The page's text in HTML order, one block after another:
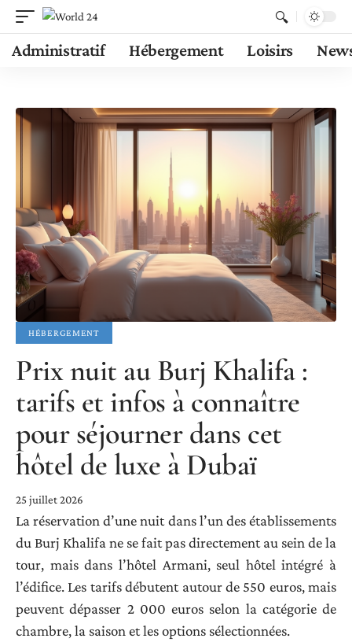
Administratif Hébergement Loisirs
HÉBERGEMENT
Prix nuit au Burj Khalifa :
tarifs et infos à connaître
pour séjourner dans cet
hôtel de luxe à Dubaï
25 juillet 2026
La réservation d’une nuit dans l’un des établissements
du Burj Khalifa ne se fait pas directement au sein de la
tour, mais dans l’hôtel Armani, seul hôtel intégré à
l’édifice. Les tarifs débutent autour de 550 euros, mais
peuvent dépasser 2 000 euros selon la catégorie de
chambre, la saison et les options sélectionnées.